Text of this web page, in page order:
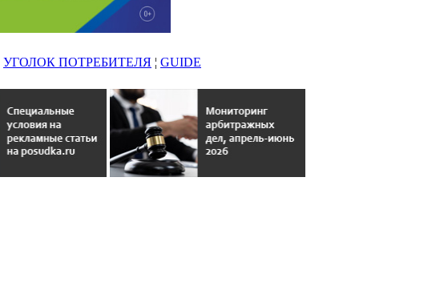
УГОЛОК ПОТРЕБИТЕЛЯ ¦ GUIDE